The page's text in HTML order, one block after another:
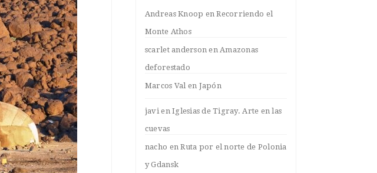
Andreas Knoop enRecorriendo el
Monte Athos
scarlet anderson enAmazonas
deforestado
Marcos Valen Japón
javienIglesias de Tigray. Arte en las
cuevas
nacho enRuta por el norte de Polonia
y Gdansk